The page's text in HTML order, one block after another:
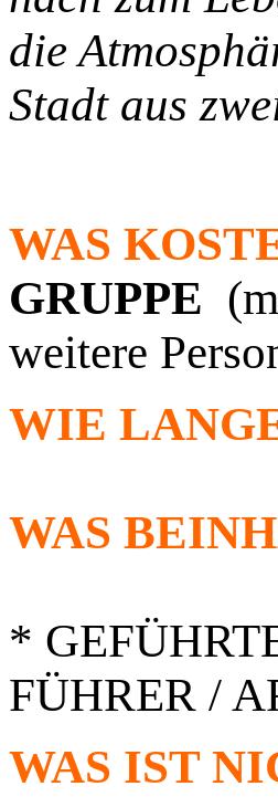
die
Stadt aus
WAS
GRUPPE
weitere
WIE
WAS
*
FÜHRER /
WAS IST